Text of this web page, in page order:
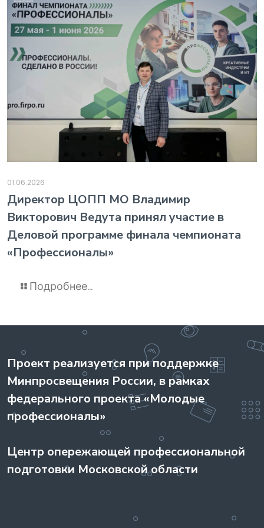
01.06.2026
️Директор ЦОПП МО Владимир
Викторович Ведута принял участие в
Деловой программе финала чемпионата
«Профессионалы»
Подробнее...
Проект реализуется при поддержке
Минпросвещения России, в рамках
федерального проекта «Молодые
профессионалы»
Центр опережающей профессиональной
подготовки Московской области